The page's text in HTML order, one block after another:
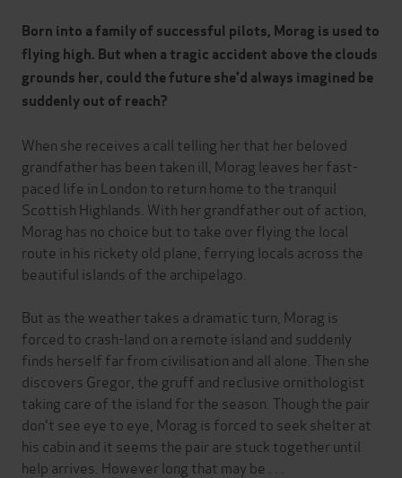
Born into a family of successful pilots, Morag is used to
flying high. But when a tragic accident above the clouds
grounds her, could the future she'd always imagined be
suddenly out of reach?
When she receives a call telling her that her beloved
grandfather has been taken ill, Morag leaves her fast-
paced life in London to return home to the tranquil
Scottish Highlands. With her grandfather out of action,
Morag has no choice but to take over flying the local
route in his rickety old plane, ferrying locals across the
beautiful islands of the archipelago.
But as the weather takes a dramatic turn, Morag is
forced to crash-land on a remote island and suddenly
finds herself far from civilisation and all alone. Then she
discovers Gregor, the gruff and reclusive ornithologist
taking care of the island for the season. Though the pair
don't see eye to eye, Morag is forced to seek shelter at
his cabin and it seems the pair are stuck together until
help arrives. However long that may be . . .